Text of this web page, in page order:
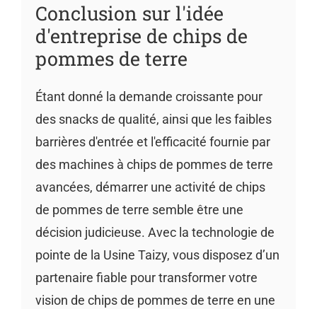
Conclusion sur l'idée
d'entreprise de chips de
pommes de terre
Étant donné la demande croissante pour
des snacks de qualité, ainsi que les faibles
barrières d'entrée et l'efficacité fournie par
des machines à chips de pommes de terre
avancées, démarrer une activité de chips
de pommes de terre semble être une
décision judicieuse. Avec la technologie de
pointe de la Usine Taizy, vous disposez d’un
partenaire fiable pour transformer votre
vision de chips de pommes de terre en une